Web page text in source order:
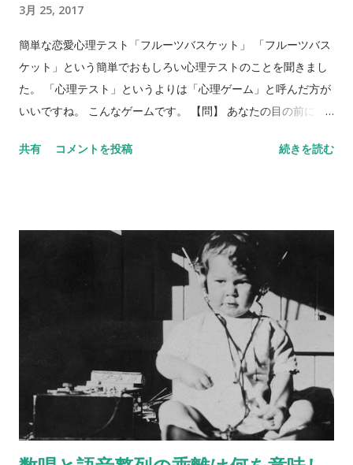
3月 25, 2017
簡単な恋愛心理テスト「フルーツバスケット」 「フルーツバス
ケット」という簡単でおもしろい心理テストのことを聞きまし
た。 「心理テスト」というよりは「心理ゲーム」と呼んだ方が
いいですね。 こんなゲームです。 【問】 あなたの目の前に、
ナナ、ぶどう、みかん、イチゴ、キウイが入っています。5種類
共有 コメントを投稿 続きを読む